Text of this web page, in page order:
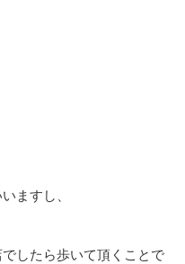
ますし、
したら歩いて頂くことで